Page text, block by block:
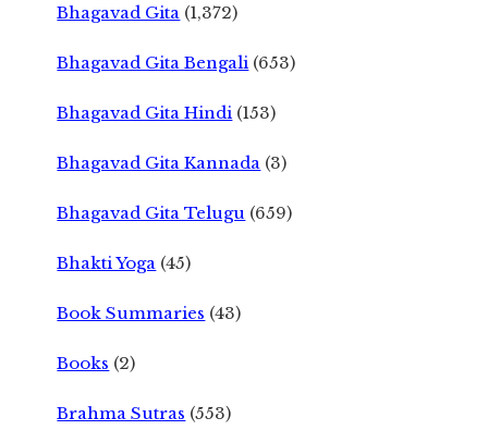
Bhagavad Gita (1,372)
Bhagavad Gita Bengali (653)
Bhagavad Gita Hindi (153)
Bhagavad Gita Kannada (3)
Bhagavad Gita Telugu (659)
Bhakti Yoga (45)
Book Summaries (43)
Books (2)
Brahma Sutras (553)